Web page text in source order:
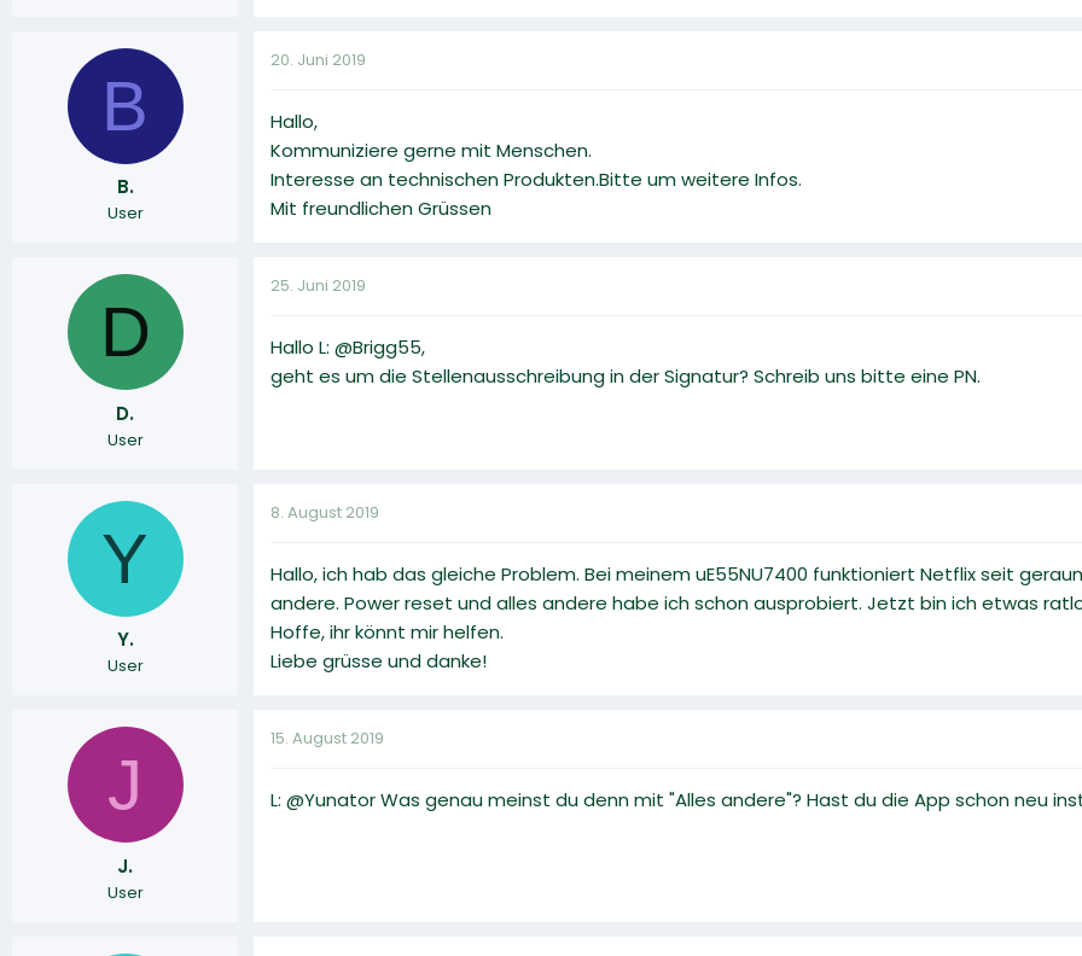
B
B.
User
20. Juni 2019
Hallo,
Kommuniziere gerne mit Menschen.
Interesse an technischen Produkten.Bitte um weitere Infos.
Mit freundlichen Grüssen
D
D.
User
25. Juni 2019
Hallo L: @Brigg55,
geht es um die Stellenausschreibung in der Signatur? Schreib uns bitte eine PN.
Y
Y.
User
8. August 2019
Hallo, ich hab das gleiche Problem. Bei meinem uE55NU7400 funktioniert Netflix seit
andere. Power reset und alles andere habe ich schon ausprobiert. Jetzt bin ich etwas
Hoffe, ihr könnt mir helfen.
Liebe grüsse und danke!
J
J.
User
15. August 2019
L: @Yunator Was genau meinst du denn mit "Alles andere"? Hast du die App schon neu